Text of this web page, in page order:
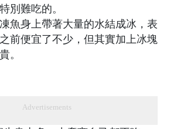
別難吃的。
魚身上帶著大量的水結成冰，表
前便宜了不少，但其實加上冰塊
。
Advertisements